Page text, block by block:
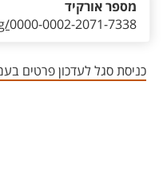
0000-0002-2071-7338
מספר אורקיד
כניסת סגל לעדכון פרטים